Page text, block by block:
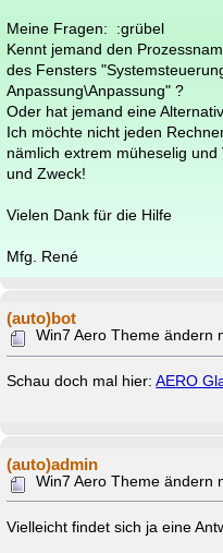
Meine Fragen: :grübel
Kennt jemand den
des Fensters
Anpassung\Anpassung" ?
Oder hat jemand eine
Ich möchte nicht jeden
nämlich extrem müheselig
und Zweck!
Vielen Dank für die Hilfe
Mfg. René
(auto)bot
Win7 Aero Theme ändern
Schau doch mal hier:AERO
(auto)admin
Win7 Aero Theme ändern
Vielleicht findet sich ja eine